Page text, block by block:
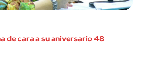
de cara a su aniversario 48